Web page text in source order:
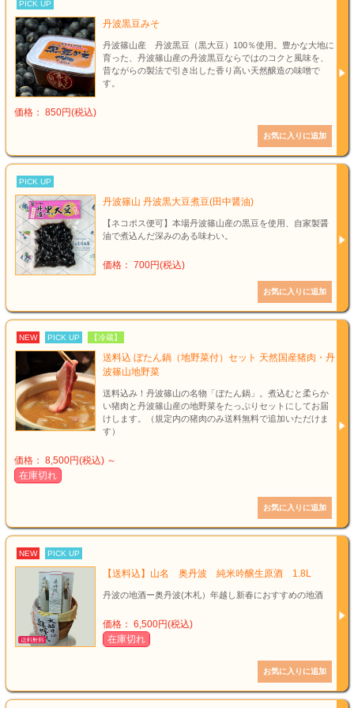
PICK UP
丹波黒豆みそ
丹波篠山産 丹波黒豆（黒大豆）100％使用。豊かな大地に
育った、丹波篠山産の丹波黒豆ならではのコクと風味を、
昔ながらの製法で引き出した香り高い天然醸造の味噌で
す。
価格： 850円(税込)
PICK UP
丹波篠山 丹波黒大豆煮豆(田中醤油)
【ネコポス便可】本場丹波篠山産の黒豆を使用、自家製醤
油で煮込んだ深みのある味わい。
価格： 700円(税込)
NEW PICK UP 【冷蔵】
送料込 ぼたん鍋（地野菜付）セット 天然国産猪肉・丹
波篠山地野菜
送料込み！丹波篠山の名物「ぼたん鍋」。煮込むと柔らか
い猪肉と丹波篠山産の地野菜をたっぷりセットにしてお届
けします。（規定内の猪肉のみ送料無料で追加いただけま
す）
価格： 8,500円(税込) ～
在庫切れ
NEW PICK UP
【送料込】山名 奥丹波 純米吟醸生原酒 1.8L
丹波の地酒ー奥丹波(木札）年越し新春におすすめの地酒
価格： 6,500円(税込)
在庫切れ